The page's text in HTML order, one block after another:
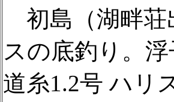
初島（湖畔荘
スの底釣り。
道糸1.2号 ハリ